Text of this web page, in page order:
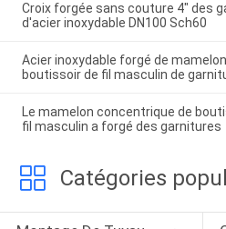
Croix forgée sans couture 4" des
d'acier inoxydable DN100 Sch60
Acier inoxydable forgé de
boutissoir de fil masculin de
Le mamelon concentrique de
fil masculin a forgé des garnitures
Catégories